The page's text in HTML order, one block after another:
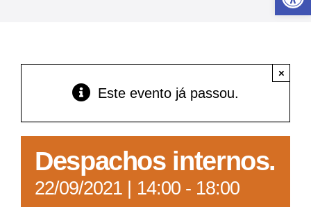
Acesso à Informação
Este evento já passou.
×
Despachos internos.
22/09/2021 | 14:00- 18:00